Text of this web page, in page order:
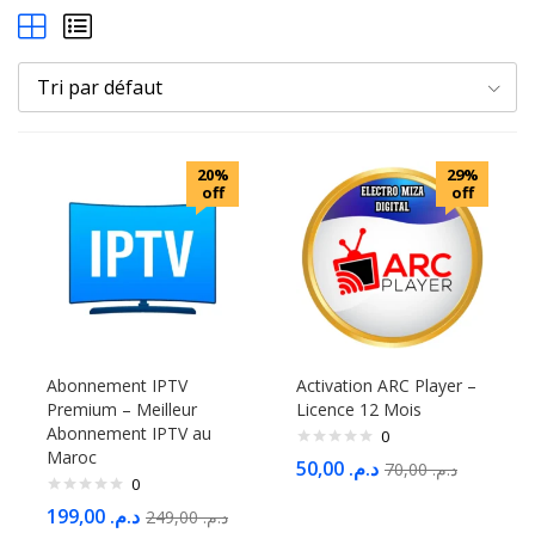
Remember me
Tri par défaut
20%
off
Abonnement IPTV
Premium – Meilleur
Abonnement IPTV au
Maroc
0
د.م. د.م.249,00
29%
off
Activation ARC Player –
Licence 12 Mois
0
د.م. د.م.70,00